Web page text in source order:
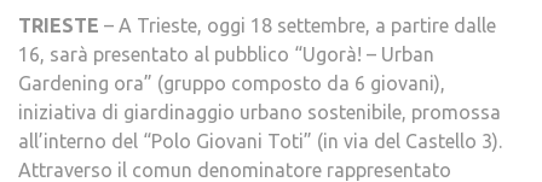
TRIESTE – A Trieste, oggi 18 settembre, a partire dalle
16, sarà presentato al pubblico “Ugorà! – Urban
Gardening ora” (gruppo composto da 6 giovani),
iniziativa di giardinaggio urbano sostenibile, promossa
all’interno del “Polo Giovani Toti” (in via del Castello 3).
Attraverso il comun denominatore rappresentato